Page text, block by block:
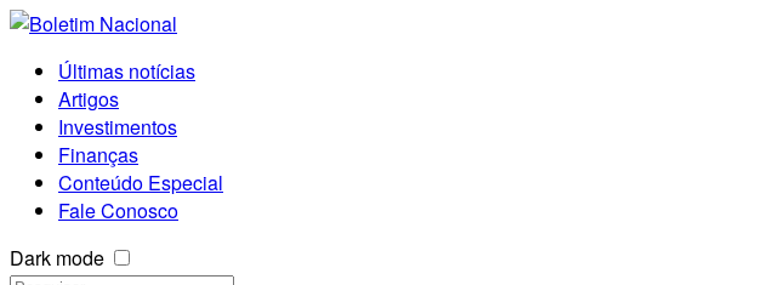
Últimas notícias
Artigos
Investimentos
Finanças
Conteúdo Especial
Fale Conosco
Dark mode